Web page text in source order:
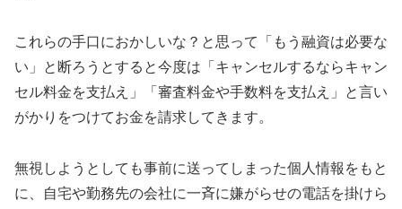
これらの手口におかしいな？と思って「もう融資は必要な
い」と断ろうとすると今度は「キャンセルするならキャン
セル料金を支払え」「審査料金や手数料を支払え」と言い
がかりをつけてお金を請求してきます。
無視しようとしても事前に送ってしまった個人情報をもと
に、自宅や勤務先の会社に一斉に嫌がらせの電話を掛けら